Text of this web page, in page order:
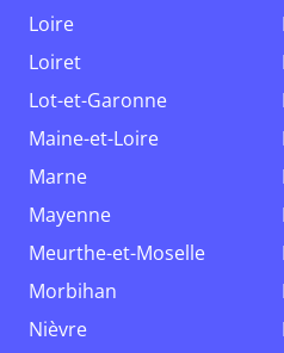
Loire
Loiret
Lot-et-Garonne
Maine-et-Loire
Marne
Mayenne
Meurthe-et-Moselle
Morbihan
Nièvre